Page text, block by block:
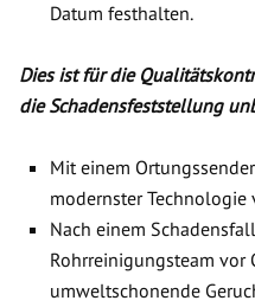
Datum festhalten.
Dies ist für die
die Schadensfeststellung
Mit einem
modernster
Nach einem
Rohrreinigungsteam vor
umweltschonende